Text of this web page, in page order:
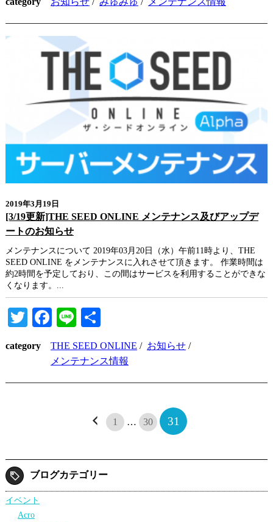
2019年3月19日
[3/19更新]THE SEED ONLINE メンテナンス及びアップデ
ートのお知らせ
メンテナンスについて 2019年03月20日（水）午前11時より、THE
SEED ONLINE をメンテナンスに入れさせて頂きます。 作業時間は
約2時間を予定しており、この間はサービスを利用することができな
くなります。...
TwitterFacebook
Line
有
category THE SEED ONLINE / お知らせ/
メンテナンス情報
1 … 30 31
ブログカテゴリー
イベント
Acro